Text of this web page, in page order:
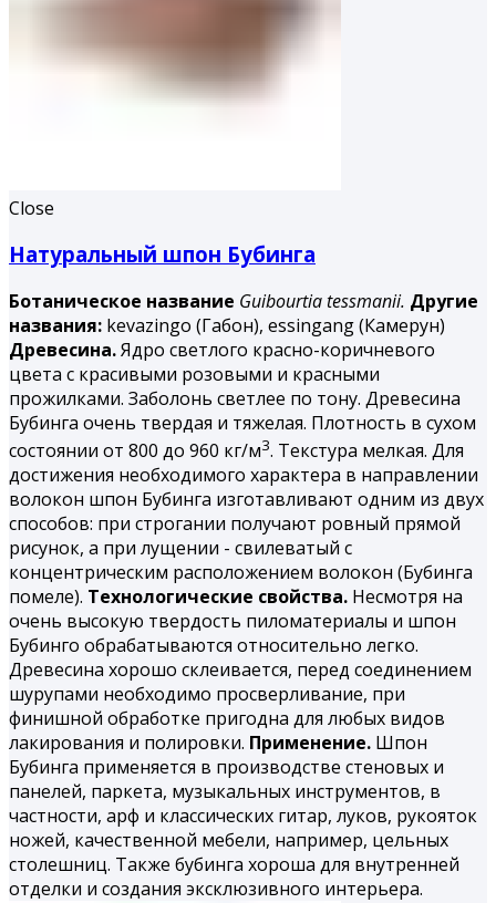
Close
Натуральный шпон Бубинга
Ботаническое название Guibourtia tessmanii. Другие
названия: kevazingo (Габон), essingang (Камерун)
Древесина.Ядро светлого красно-коричневого
цвета с красивыми розовыми и красными
прожилками. Заболонь светлее по тону. Древесина
Бубинга очень твердая и тяжелая. Плотность в сухом
состоянии от 800 до 960 кг/м3. Текстура мелкая. Для
достижения необходимого характера в направлении
волокон шпон Бубинга изготавливают одним из двух
способов: при строгании получают ровный прямой
рисунок, а при лущении - свилеватый с
концентрическим расположением волокон (Бубинга
помеле). Технологические свойства. Несмотря на
очень высокую твердость пиломатериалы и шпон
Бубинго обрабатываются относительно легко.
Древесина хорошо склеивается, перед соединением
шурупами необходимо просверливание, при
финишной обработке пригодна для любых видов
лакирования и полировки. Применение. Шпон
Бубинга применяется в производстве стеновых и
панелей, паркета, музыкальных инструментов, в
частности, арф и классических гитар, луков, рукояток
ножей, качественной мебели, например, цельных
столешниц. Также бубинга хороша для внутренней
отделки и создания эксклюзивного интерьера.